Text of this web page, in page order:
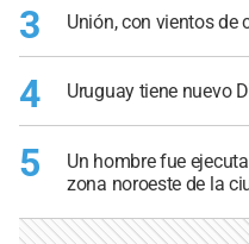
3 Unión, con vientos de
4 Uruguay tiene nuevo
5
Un hombre fue
zona noroeste de la